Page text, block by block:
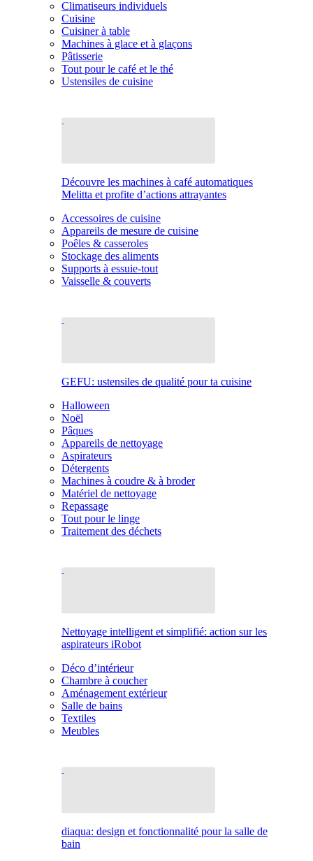
Climatiseurs individuels
Cuisine
Cuisiner à table
Machines à glace et à glaçons
Pâtisserie
Tout pour le café et le thé
Ustensiles de cuisine
Découvre les machines à café automatiques
Melitta et profite d’actions attrayantes
Accessoires de cuisine
Appareils de mesure de cuisine
Poêles & casseroles
Stockage des aliments
Supports à essuie-tout
Vaisselle & couverts
GEFU: ustensiles de qualité pour ta cuisine
Halloween
Noël
Pâques
Appareils de nettoyage
Aspirateurs
Détergents
Machines à coudre & à broder
Matériel de nettoyage
Repassage
Tout pour le linge
Traitement des déchets
Nettoyage intelligent et simplifié: action sur les
aspirateurs iRobot
Déco d’intérieur
Chambre à coucher
Aménagement extérieur
Salle de bains
Textiles
Meubles
diaqua: design et fonctionnalité pour la salle de
bain